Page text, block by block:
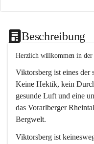
Beschreibung
Herzlich willkommen in der
Viktorsberg ist eines der
Keine Hektik, kein
gesunde Luft und eine
das Vorarlberger
Bergwelt.
Viktorsberg ist